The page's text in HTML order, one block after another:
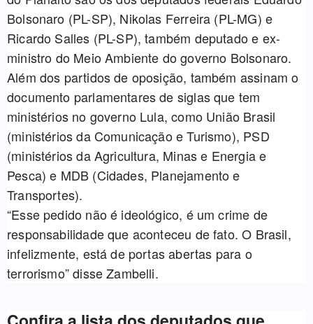
Bolsonaro (PL-SP), Nikolas Ferreira (PL-MG) e
Ricardo Salles (PL-SP), também deputado e ex-
ministro do Meio Ambiente do governo Bolsonaro.
Além dos partidos de oposição, também assinam o
documento parlamentares de siglas que tem
ministérios no governo Lula, como União Brasil
(ministérios da Comunicação e Turismo), PSD
(ministérios da Agricultura, Minas e Energia e
Pesca) e MDB (Cidades, Planejamento e
Transportes).
“Esse pedido não é ideológico, é um crime de
responsabilidade que aconteceu de fato. O Brasil,
infelizmente, está de portas abertas para o
terrorismo” disse Zambelli.